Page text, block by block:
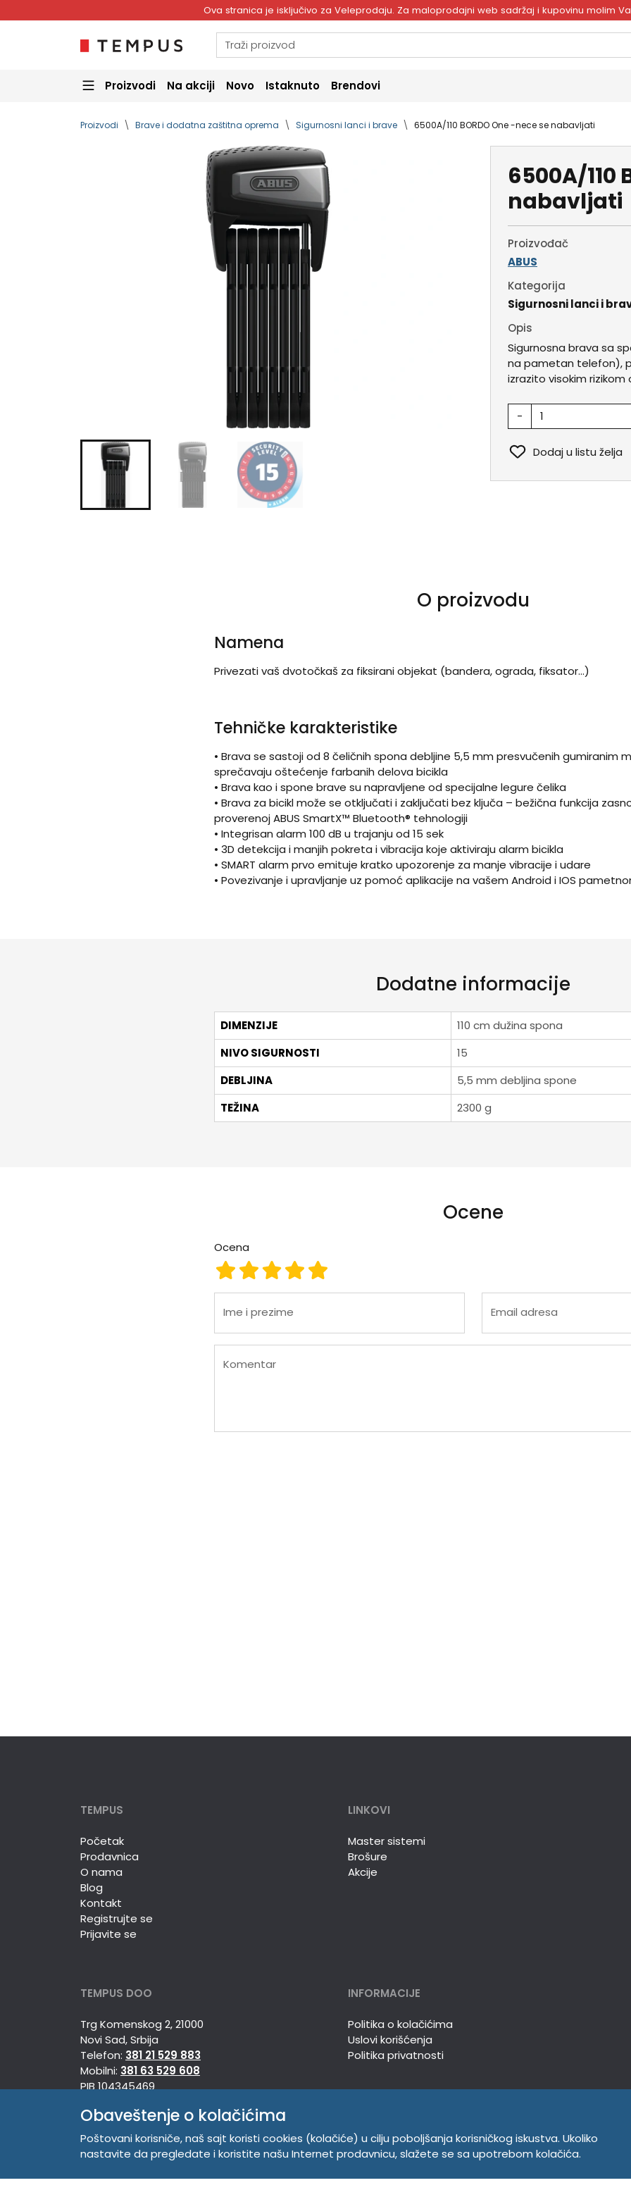
Ova stranica je isključivo za Veleprodaju. Za maloprodajni web sadržaj i kupovinu molim
Proizvodi Na akciji Novo Istaknuto Brendovi
Proizvodi Brave i dodatna zaštitna oprema Sigurnosni lanci i brave 6500A/110 BORDO One -nece se nabavljati
6500A/110
nabavljati
Proizvođač
ABUS
Kategorija
Sigurnosni lanci i
Opis
Sigurnosna brava sa
na pametan telefon),
izrazito visokim rizikom
-
Dodaj u listu želja
O proizvodu
Namena
Privezati vaš dvotočkaš za fiksirani objekat (bandera, ograda, fiksator…)
Tehničke karakteristike
• Brava se sastoji od 8 čeličnih spona debljine 5,5 mm presvučenih gumiranim
sprečavaju oštećenje farbanih delova bicikla
• Brava kao i spone brave su napravljene od specijalne legure čelika
• Brava za bicikl može se otključati i zaključati bez ključa – bežična funkcija
proverenoj ABUS SmartX™ Bluetooth® tehnologiji
• Integrisan alarm 100 dB u trajanju od 15 sek
• 3D detekcija i manjih pokreta i vibracija koje aktiviraju alarm bicikla
• SMART alarm prvo emituje kratko upozorenje za manje vibracije i udare
• Povezivanje i upravljanje uz pomoć aplikacije na vašem Android i IOS
Dodatne informacije
DIMENZIJE
110 cm dužina spona
NIVO SIGURNOSTI
15
DEBLJINA
5,5 mm debljina spone
TEŽINA
2300 g
Ocene
Ocena
Ocena 5
Ocena 4
Ocena 3
Ocena 2
Ocena 1
Ime i prezime Email adresa
Komentar
TEMPUS
Početak
Prodavnica
O nama
Blog
Kontakt
Registrujte se
Prijavite se
LINKOVI
Master sistemi
Brošure
Akcije
TEMPUS DOO
Trg Komenskog 2, 21000
Novi Sad, Srbija
Telefon: 381 21 529 883
Mobilni: 381 63 529 608
PIB 104345469
INFORMACIJE
Politika o kolačićima
Uslovi korišćenja
Politika privatnosti
Obaveštenje o kolačićima
Poštovani korisniče, naš sajt koristi cookies (kolačiće) u cilju poboljšanja korisničkog iskustva. Ukoliko
nastavite da pregledate i koristite našu Internet prodavnicu, slažete se sa upotrebom kolačića.